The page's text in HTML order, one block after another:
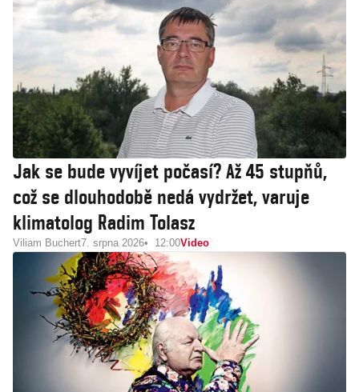
Jak se bude vyvíjet počasí? Až 45 stupňů,
což se dlouhodobě nedá vydržet, varuje
klimatolog Radim Tolasz
Viliam Buchert7. srpna 2026 12:00Video